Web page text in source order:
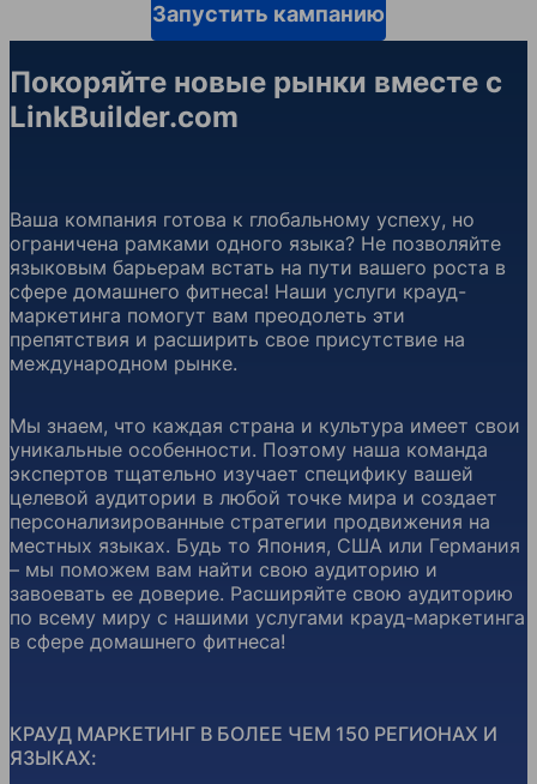
Запустить кампанию
Покоряйте новые рынки вместе с
LinkBuilder.com
КРАУД МАРКЕТИНГ В БОЛЕЕ ЧЕМ 150 РЕГИОНАХ И
ЯЗЫКАХ:
Ваша компания готова к глобальному успеху, но
ограничена рамками одного языка? Не позволяйте
языковым барьерам встать на пути вашего роста в
сфере домашнего фитнеса! Наши услуги крауд-
маркетинга помогут вам преодолеть эти
препятствия и расширить свое присутствие на
международном рынке.
Мы знаем, что каждая страна и культура имеет свои
уникальные особенности. Поэтому наша команда
экспертов тщательно изучает специфику вашей
целевой аудитории в любой точке мира и создает
персонализированные стратегии продвижения на
местных языках. Будь то Япония, США или Германия
– мы поможем вам найти свою аудиторию и
завоевать ее доверие. Расширяйте свою аудиторию
по всему миру с нашими услугами крауд-маркетинга
в сфере домашнего фитнеса!